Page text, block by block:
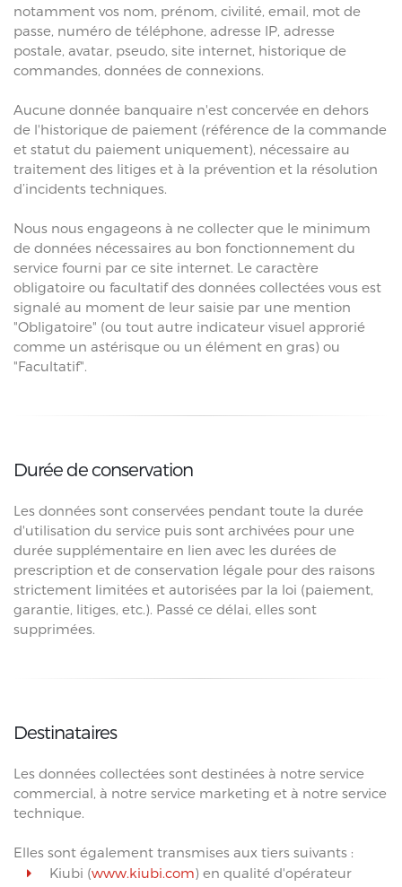
notamment vos nom, prénom, civilité, email, mot de
passe, numéro de téléphone, adresse IP, adresse
postale, avatar, pseudo, site internet, historique de
commandes, données de connexions.
Aucune donnée banquaire n'est concervée en dehors
de l'historique de paiement (référence de la commande
et statut du paiement uniquement), nécessaire au
traitement des litiges et à la prévention et la résolution
d’incidents techniques.
Nous nous engageons à ne collecter que le minimum
de données nécessaires au bon fonctionnement du
service fourni par ce site internet. Le caractère
obligatoire ou facultatif des données collectées vous est
signalé au moment de leur saisie par une mention
"Obligatoire" (ou tout autre indicateur visuel approrié
comme un astérisque ou un élément en gras) ou
"Facultatif".
Durée de conservation
Les données sont conservées pendant toute la durée
d'utilisation du service puis sont archivées pour une
durée supplémentaire en lien avec les durées de
prescription et de conservation légale pour des raisons
strictement limitées et autorisées par la loi (paiement,
garantie, litiges, etc.). Passé ce délai, elles sont
supprimées.
Destinataires
Les données collectées sont destinées à notre service
commercial, à notre service marketing et à notre service
technique.
Elles sont également transmises aux tiers suivants :
Kiubi (www.kiubi.com) en qualité d'opérateur